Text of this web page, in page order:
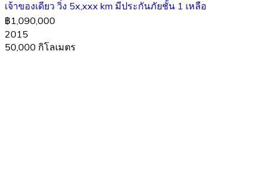
เจ้าของเดียว วิ่ง 5x,xxx km มีประกันภัยชั้น 1 เหลือ
฿1,090,000
2015
50,000 กิโลเมตร